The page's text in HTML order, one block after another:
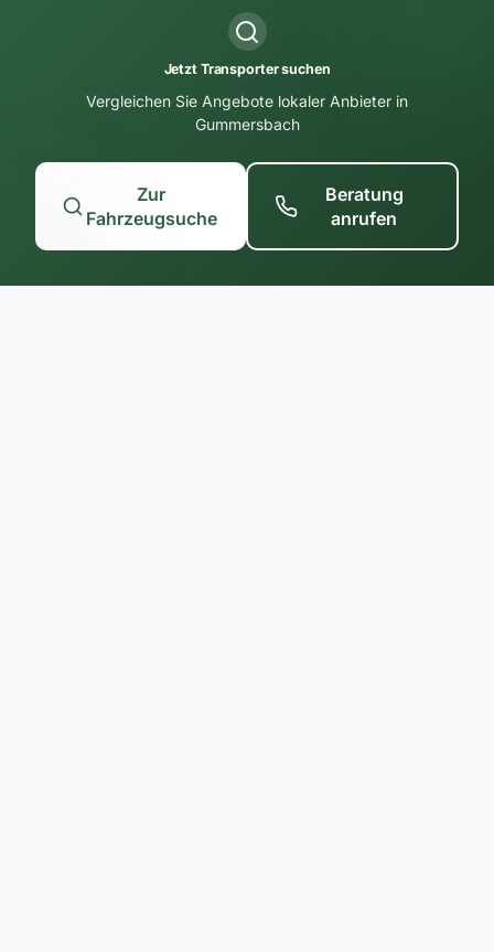
Jetzt Transporter suchen
Vergleichen Sie Angebote lokaler Anbieter in
Gummersbach
Zur
Fahrzeugsuche
Beratung
anrufen